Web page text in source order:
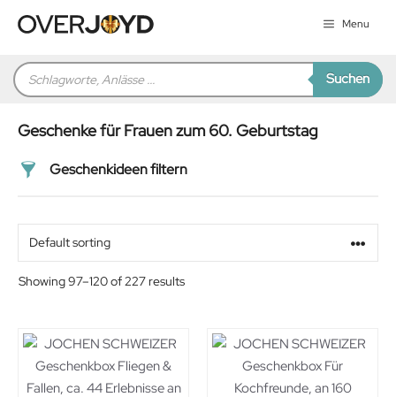
Inhalt
Menu
Products
search Suchen
Geschenke für Frauen zum 60. Geburtstag
Geschenkideen filtern
Beziehung
Showing 97–120 of 227 results